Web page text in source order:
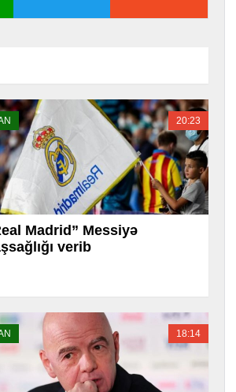
20:23
Madrid” Messiyə
verib
18:14